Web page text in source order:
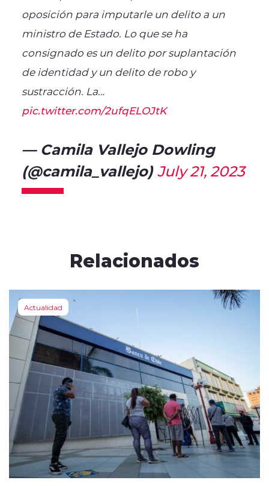
oposición para imputarle un delito a un
ministro de Estado. Lo que se ha
consignado es un delito por suplantación
de identidad y un delito de robo y
sustracción. La…
pic.twitter.com/2ufqELOJtK
— Camila Vallejo Dowling
(@camila_vallejo)July 21, 2023
Relacionados
Actualidad